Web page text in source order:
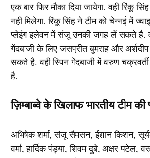
एक बार फिर मौका दिया जायेगा. वही रिंकू
नही मिलेगा. रिंकू सिंह ने टीम को चेन्नई में
प्लेइंग इलेवन में संजू उनकी जगह लें सकते है.
गेंदबाजी के लिए जसप्रीत बुमराह और
सकते है. वही स्पिन गेंदबाजी में वरुण
है.
ज़िम्बाब्वे के खिलाफ भारतीय टीम
अभिषेक शर्मा, संजू सैमसन, ईशान किशन,
वर्मा, हार्दिक पंड्या, शिवम दुबे, अक्षर पटेल,